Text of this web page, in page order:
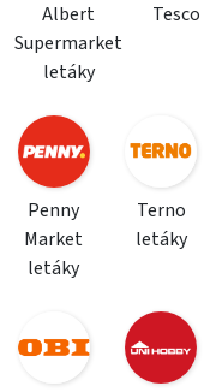
Albert
Supermarket
letáky
Penny
Market
letáky
Terno
letáky